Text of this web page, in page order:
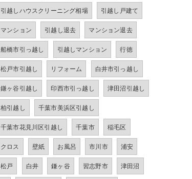
引越しハウスクリーニング相場 引越し戸建て
マンション 引越し退去 マンション退去
船橋市引っ越し 引越しマンション 行徳
松戸市引越し リフォーム 白井市引っ越し
鎌ヶ谷引越し 印西市引っ越し 津田沼引越し
柏引越し 千葉市美浜区引越し
千葉市花見川区引越し 千葉市 稲毛区
クロス 壁紙 お風呂 市川市 浦安
松戸 白井 鎌ヶ谷 習志野市 津田沼